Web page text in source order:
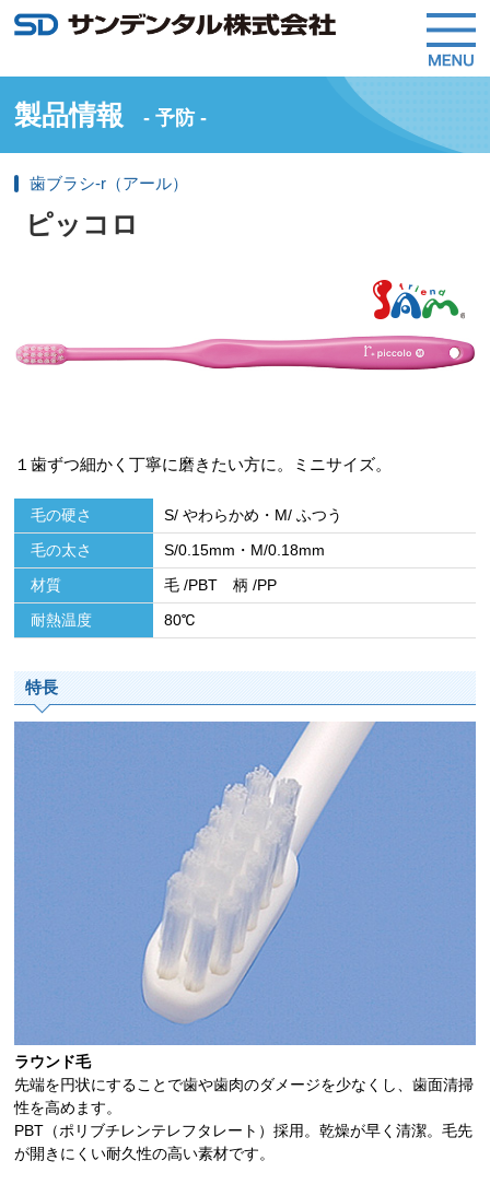
製品情報 - 予防 -
歯ブラシ-r（アール）
ピッコロ
１歯ずつ細かく丁寧に磨きたい方に。ミニサイズ。
毛の硬さ
S/ やわらかめ・M/ ふつう
毛の太さ
S/0.15mm・M/0.18mm
材質
毛 /PBT 柄 /PP
耐熱温度
80℃
特長
ラウンド毛
先端を円状にすることで歯や歯肉のダメージを少なくし、歯面清掃
性を高めます。
PBT（ポリブチレンテレフタレート）採用。乾燥が早く清潔。毛先
が開きにくい耐久性の高い素材です。